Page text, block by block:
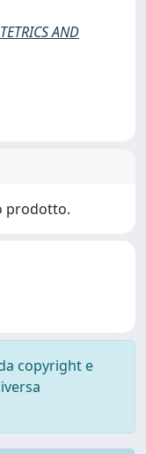
AND
prodotto.
copyright e